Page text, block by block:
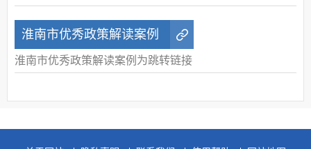
淮南市优秀政策解读案例
淮南市优秀政策解读案例为跳转链接